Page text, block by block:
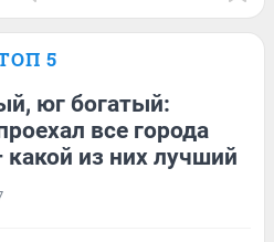
5
юг богатый:
все города
из них лучший